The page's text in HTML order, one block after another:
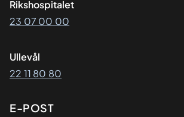
Rikshospitalet
23 07 00 00
Ullevål
22 11 80 80
E-POST